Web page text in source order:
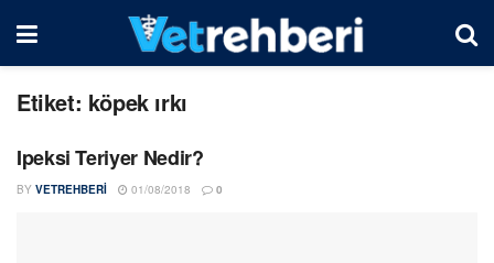
Etiket: köpek ırkı
Ipeksi Teriyer Nedir?
BY VETREHBERI 01/08/2018 0